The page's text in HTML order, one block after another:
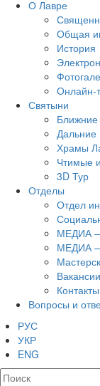
О Лавре
Общая
История
Онлайн-
Святыни
Храмы
Чтимые
3D Тур
Отделы
Отдел
МЕДИА
МЕДИА —
Вакансии
Контакты
Вопросы и
РУС
УКР
ENG